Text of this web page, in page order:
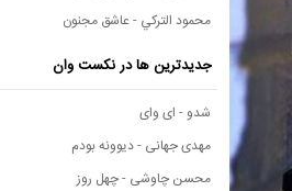
محمود التركي - عاشق مجنون
جدیدترین ها در نکست وان
شدو - ای وای
مهدی جهانی - دیوونه بودم
محسن چاوشی - چهل روز